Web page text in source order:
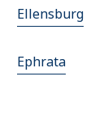
Ellensburg
Ephrata